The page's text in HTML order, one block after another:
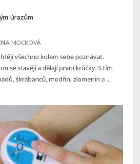
úrazům
MOCKOVÁ
všechno kolem sebe poznávat.
se stavějí a dělají první krůčky. S tím
škrábanců, modřin, zlomenin a ...